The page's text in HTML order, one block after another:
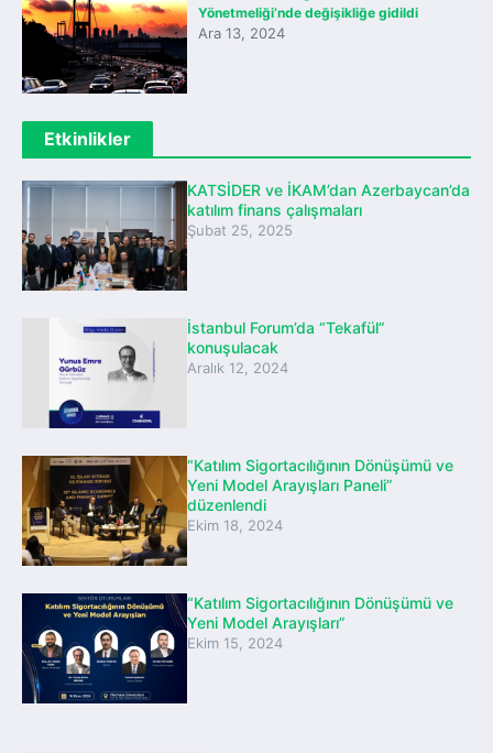
Yönetmeliği’nde değişikliğe gidildi
Ara 13, 2024
Etkinlikler
KATSİDER ve İKAM’dan Azerbaycan’da
katılım finans çalışmaları
Şubat 25, 2025
İstanbul Forum’da “Tekafül”
konuşulacak
Aralık 12, 2024
“Katılım Sigortacılığının Dönüşümü ve
Yeni Model Arayışları Paneli”
düzenlendi
Ekim 18, 2024
“Katılım Sigortacılığının Dönüşümü ve
Yeni Model Arayışları”
Ekim 15, 2024